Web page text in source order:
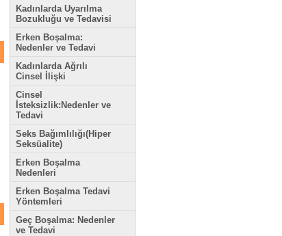
Kadınlarda Uyarılma
Bozukluğu ve Tedavisi
Erken Boşalma:
Nedenler ve Tedavi
Kadınlarda Ağrılı
Cinsel İlişki
Cinsel
İsteksizlik:Nedenler ve
Tedavi
Seks Bağımlılığı(Hiper
Seksüalite)
Erken Boşalma
Nedenleri
Erken Boşalma Tedavi
Yöntemleri
Geç Boşalma: Nedenler
ve Tedavi